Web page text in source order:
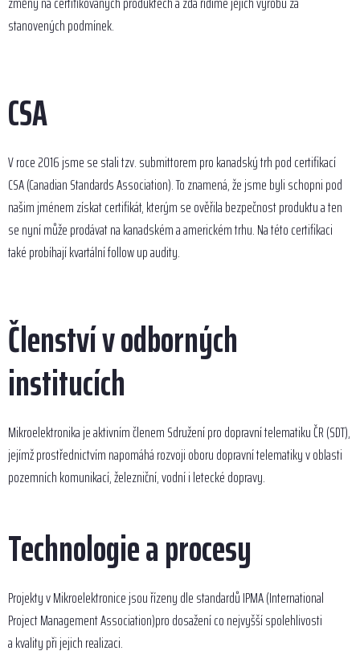
stanovených podmínek.
CSA
V roce 2016 jsme se stali tzv. submittorem pro kanadský trh pod certifikací
CSA (Canadian Standards Association). To znamená, že jsme byli schopni pod
našim jménem získat certifikát, kterým se ověřila bezpečnost produktu a ten
se nyní může prodávat na kanadském a americkém trhu. Na této certifikaci
také probíhají kvartální follow up audity.
Členství v odborných
institucích
Mikroelektronika je aktivním členem Sdružení pro dopravní telematiku ČR (SDT),
jejímž prostřednictvím napomáhá rozvoji oboru dopravní telematiky v oblasti
pozemních komunikací, železniční, vodní i letecké dopravy.
Technologie a procesy
Projekty v Mikroelektronice jsou řízeny dle standardů IPMA (International
Project Management Association)pro dosažení co nejvyšší spolehlivosti
a kvality při jejich realizaci.